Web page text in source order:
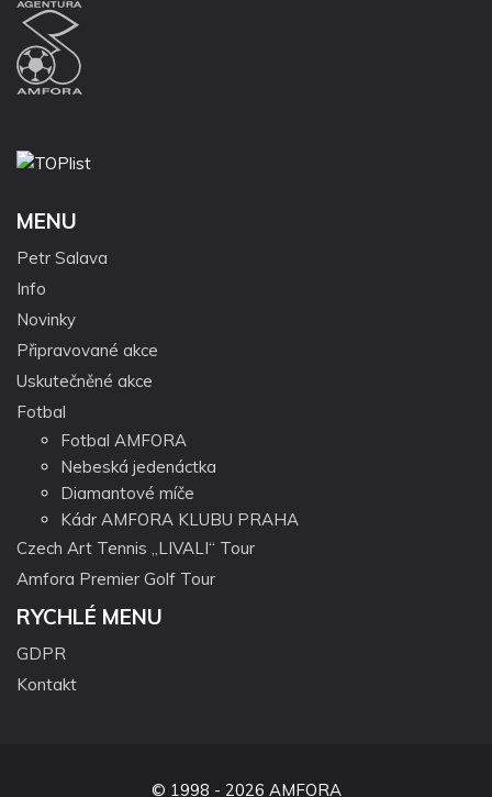
MENU
Petr Salava
Info
Novinky
Připravované akce
Uskutečněné akce
Fotbal
Fotbal AMFORA
Nebeská jedenáctka
Diamantové míče
Kádr AMFORA KLUBU PRAHA
Czech Art Tennis „LIVALI“ Tour
Amfora Premier Golf Tour
RYCHLÉ MENU
GDPR
Kontakt
© 1998 - 2026 AMFORA